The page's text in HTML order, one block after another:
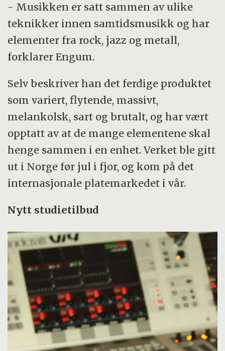
- Musikken er satt sammen av ulike
teknikker innen samtidsmusikk og har
elementer fra rock, jazz og metall,
forklarer Engum.
Selv beskriver han det ferdige produktet
som variert, flytende, massivt,
melankolsk, sart og brutalt, og har vært
opptatt av at de mange elementene skal
henge sammen i en enhet. Verket ble gitt
ut i Norge før jul i fjor, og kom på det
internasjonale platemarkedet i vår.
Nytt studietilbud